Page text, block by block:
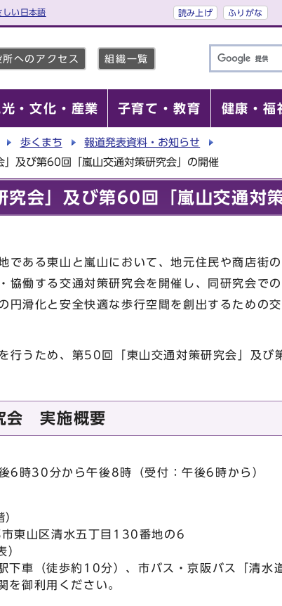
しい日本語 読み上げ ふりがな
所へのアクセス 組織一覧
・文化・産業 子育て・教育 健康・福
歩くまち
報道発表資料・お知らせ
及び第60回「嵐山交通対策研究会」の開催
会」及び第60回「嵐山交通対
である東山と嵐山において、地元住民や商店街
協働する交通対策研究会を開催し、同研究会で
円滑化と安全快適な歩行空間を創出するための
行うため、第50回「東山交通対策研究会」及
会 実施概要
時30分から午後8時（受付：午後6時から）
山区清水五丁目130番地の6
下車（徒歩約10分）、市バス・京阪バス「清
を御利用ください。